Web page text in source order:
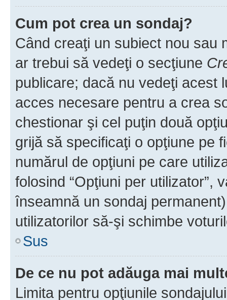
Cum pot crea un sondaj?
Când creaţi un subiect nou sau
ar trebui să vedeţi o secţiune
publicare; dacă nu vedeţi acest
acces necesare pentru a crea
chestionar şi cel puţin două
grijă să specificaţi o opţiune pe
numărul de opţiuni pe care
folosind “Opţiuni per utilizator”,
înseamnă un sondaj
utilizatorilor să-şi schimbe
Sus
De ce nu pot adăuga mai
Limita pentru opţiunile